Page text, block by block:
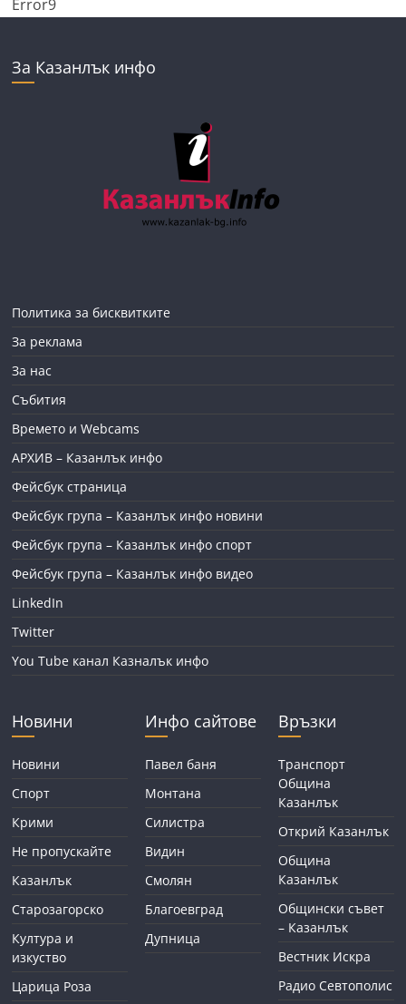
Error9
За Казанлък инфо
Политика за бисквитките
За реклама
За нас
Събития
Времето и Webcams
АРХИВ – Казанлък инфо
Фейсбук страница
Фейсбук група – Казанлък инфо новини
Фейсбук група – Казанлък инфо спорт
Фейсбук група – Казанлък инфо видео
LinkedIn
Twitter
You Tube канал Казналък инфо
Новини
Новини
Спорт
Крими
Не пропускайте
Казанлък
Старозагорско
Култура и
изкуство
Царица Роза
Инфо сайтове
Павел баня
Монтана
Силистра
Видин
Смолян
Благоевград
Дупница
Връзки
Транспорт
Община
Казанлък
Открий Казанлък
Община
Казанлък
Общински съвет
– Казанлък
Вестник Искра
Радио Севтополис